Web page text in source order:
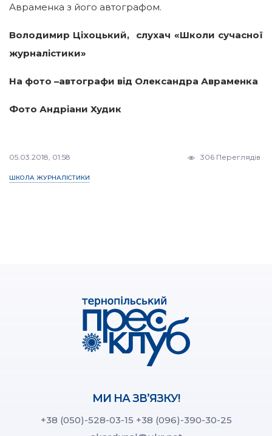
Авраменка з його автографом.
Володимир Ціхоцький, слухач «Школи сучасної
журналістики»
На фото –автографи від Олександра Авраменка
Фото Андріани Худик
05.03.2018, 01:58 306 Переглядів
ШКОЛА ЖУРНАЛІСТИКИ
МИ НА ЗВ’ЯЗКУ!
+38 (050)-528-03-15 +38 (096)-390-30-25